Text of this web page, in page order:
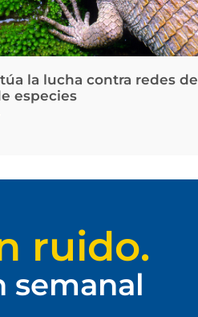
la lucha contra redes de
especies
ruido.
semanal